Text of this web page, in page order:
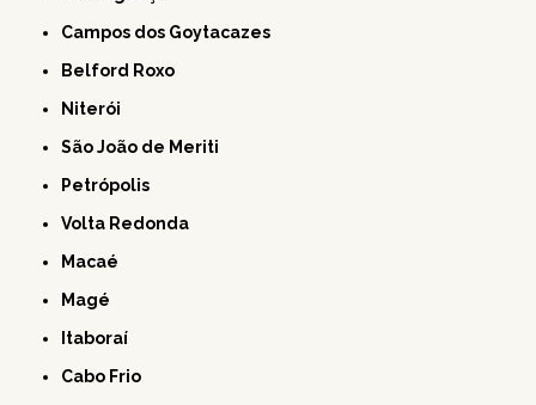
Campos dos Goytacazes
Belford Roxo
Niterói
São João de Meriti
Petrópolis
Volta Redonda
Macaé
Magé
Itaboraí
Cabo Frio